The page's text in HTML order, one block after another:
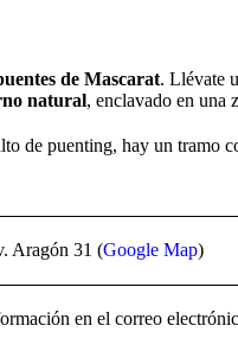
de Mascarat. Llévate
natural, enclavado en una
de puenting, hay un tramo
Aragón 31 (Google Map)
en el correo